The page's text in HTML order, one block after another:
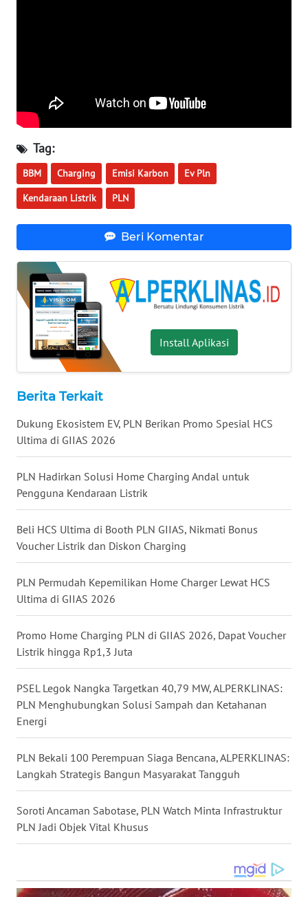
Tag:
BBM Charging Emisi Karbon Ev Pln
Kendaraan Listrik PLN
Beri Komentar
Install Aplikasi
Berita Terkait
Dukung Ekosistem EV, PLN Berikan Promo Spesial HCS
Ultima di GIIAS 2026
PLN Hadirkan Solusi Home Charging Andal untuk
Pengguna Kendaraan Listrik
Beli HCS Ultima di Booth PLN GIIAS, Nikmati Bonus
Voucher Listrik dan Diskon Charging
PLN Permudah Kepemilikan Home Charger Lewat HCS
Ultima di GIIAS 2026
Promo Home Charging PLN di GIIAS 2026, Dapat Voucher
Listrik hingga Rp1,3 Juta
PSEL Legok Nangka Targetkan 40,79 MW, ALPERKLINAS:
PLN Menghubungkan Solusi Sampah dan Ketahanan
Energi
PLN Bekali 100 Perempuan Siaga Bencana, ALPERKLINAS:
Langkah Strategis Bangun Masyarakat Tangguh
Soroti Ancaman Sabotase, PLN Watch Minta Infrastruktur
PLN Jadi Objek Vital Khusus
WN
JATIM
WN
BALI
KALBAR
WN
KALTENG
WN
KALTARA
KALTIM
SULSEL
GORONTALO
SULUT
MALUKU
WN
MALUT
WN
DAIRI
WN
DANAU
WN